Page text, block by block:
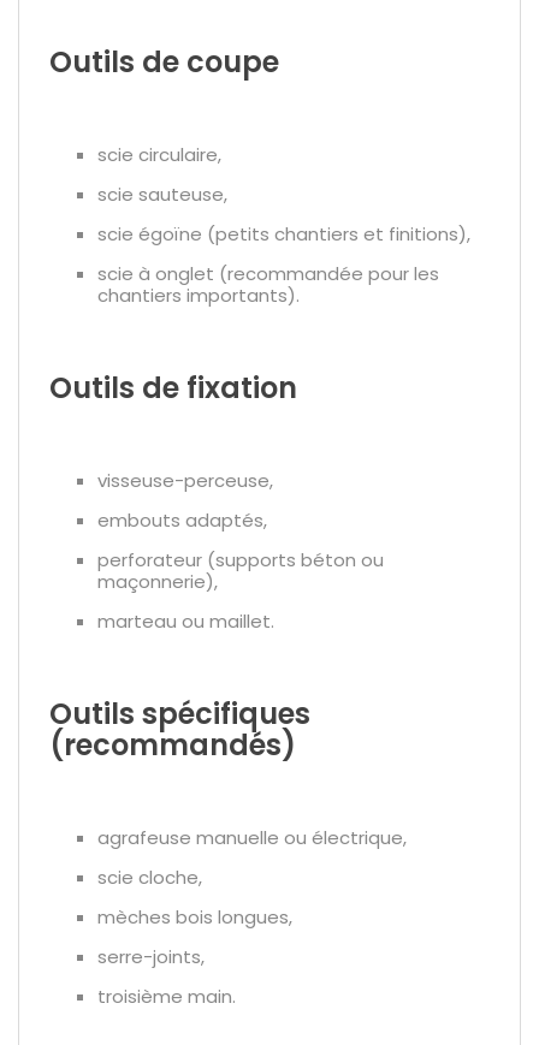
Outils de coupe
scie circulaire,
scie sauteuse,
scie égoïne (petits chantiers et finitions),
scie à onglet (recommandée pour les
chantiers importants).
Outils de fixation
visseuse-perceuse,
embouts adaptés,
perforateur (supports béton ou
maçonnerie),
marteau ou maillet.
Outils spécifiques
(recommandés)
agrafeuse manuelle ou électrique,
scie cloche,
mèches bois longues,
serre-joints,
troisième main.